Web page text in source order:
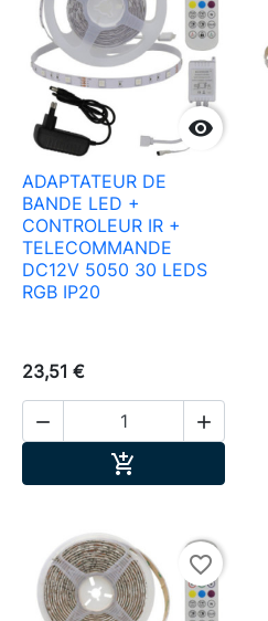

ADAPTATEUR DE
BANDE LED +
CONTROLEUR IR +
TELECOMMANDE
DC12V 5050 30 LEDS
RGB IP20
23,51 €
 

favorite_border